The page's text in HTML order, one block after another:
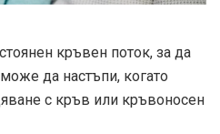
кръвен поток, за да
да настъпи, когато
с кръв или кръвоносен